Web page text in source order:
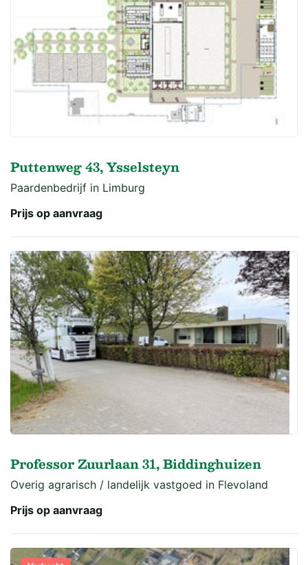
Puttenweg 43, Ysselsteyn
Paardenbedrijf in Limburg
Prijs op aanvraag
Professor Zuurlaan 31, Biddinghuizen
Overig agrarisch / landelijk vastgoed in Flevoland
Prijs op aanvraag